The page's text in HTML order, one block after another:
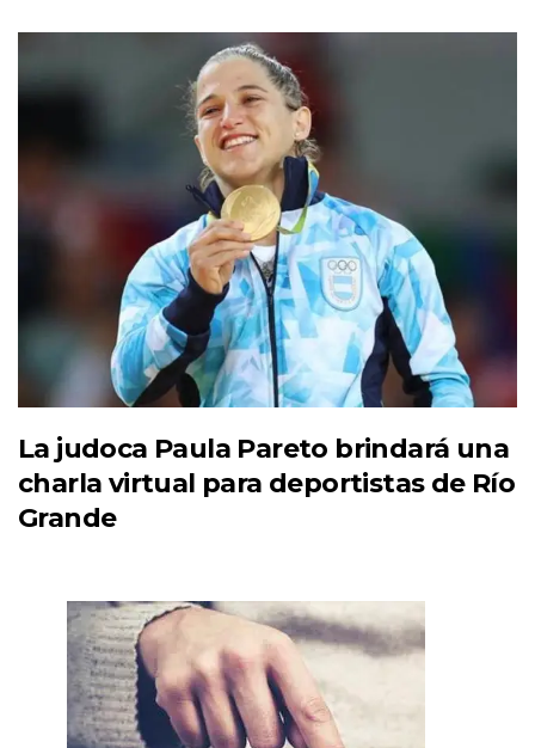
La judoca Paula Pareto brindará una
charla virtual para deportistas de Río
Grande